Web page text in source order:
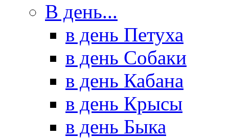
В день...
в день Петуха
в день Собаки
в день Кабана
в день Крысы
в день Быка